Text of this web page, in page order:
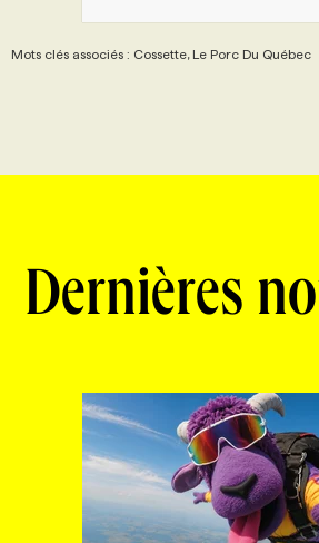
Mots clés associés : Cossette, Le Porc Du Québec
Dernières